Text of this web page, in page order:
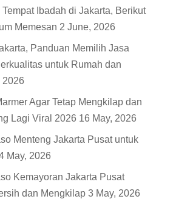
Ibadah di Jakarta, Berikut
Memesan 2 June, 2026
Panduan Memilih Jasa
untuk Rumah dan
2026
Agar Tetap Mengkilap dan
Lagi Viral 2026 16 May, 2026
Menteng Jakarta Pusat untuk
May, 2026
Kemayoran Jakarta Pusat
dan Mengkilap 3 May, 2026